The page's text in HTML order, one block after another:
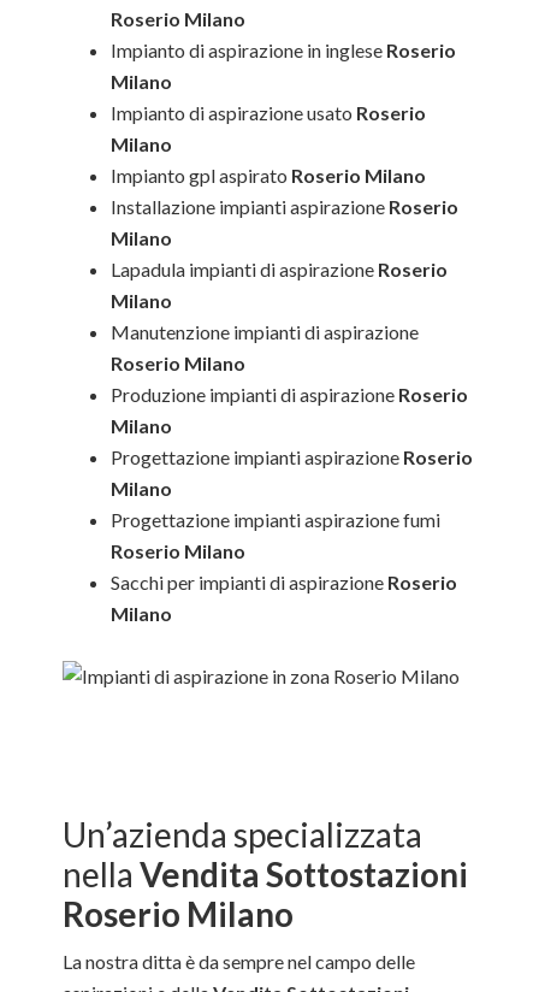
Roserio Milano
Impianto di aspirazione in inglese Roserio
Milano
Impianto di aspirazione usato Roserio
Milano
Impianto gpl aspirato Roserio Milano
Installazione impianti aspirazione Roserio
Milano
Lapadula impianti di aspirazione Roserio
Milano
Manutenzione impianti di aspirazione
Roserio Milano
Produzione impianti di aspirazione Roserio
Milano
Progettazione impianti aspirazione Roserio
Milano
Progettazione impianti aspirazione fumi
Roserio Milano
Sacchi per impianti di aspirazione Roserio
Milano
Un’azienda specializzata
nellaVendita Sottostazioni
Roserio Milano
La nostra ditta è da sempre nel campo delle